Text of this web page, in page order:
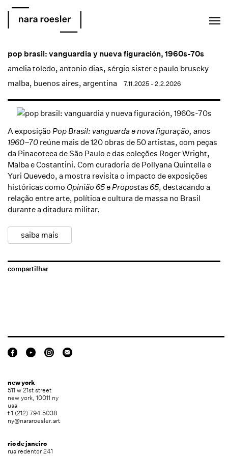
pop brasil: vanguardia y nueva figuración, 1960s-70s
amelia toledo, antonio dias, sérgio sister e paulo bruscky
malba, buenos aires, argentina
7.11.2025 - 2.2.2026
A exposição Pop Brasil: vanguarda e nova figuração, anos
1960–70 reúne mais de 120 obras de 50 artistas, com peças
da Pinacoteca de São Paulo e das coleções Roger Wright,
Malba e Costantini. Com curadoria de Pollyana Quintella e
Yuri Quevedo, a mostra revisita o impacto de exposições
históricas como Opinião 65ePropostas 65, destacando a
relação entre arte, política e cultura de massa no Brasil
durante a ditadura militar.
saiba mais
compartilhar
new york
511 w 21st street
new york, 10011 ny
usa
t 1 (212) 794 5038
ny@nararoesler.art
rio de janeiro
rua redentor 241